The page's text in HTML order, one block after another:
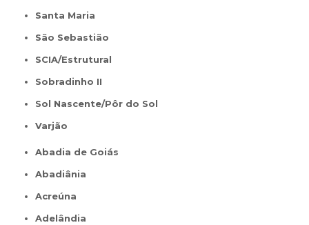
Santa Maria
São Sebastião
SCIA/Estrutural
Sobradinho II
Sol Nascente/Pôr do Sol
Varjão
Abadia de Goiás
Abadiânia
Acreúna
Adelândia